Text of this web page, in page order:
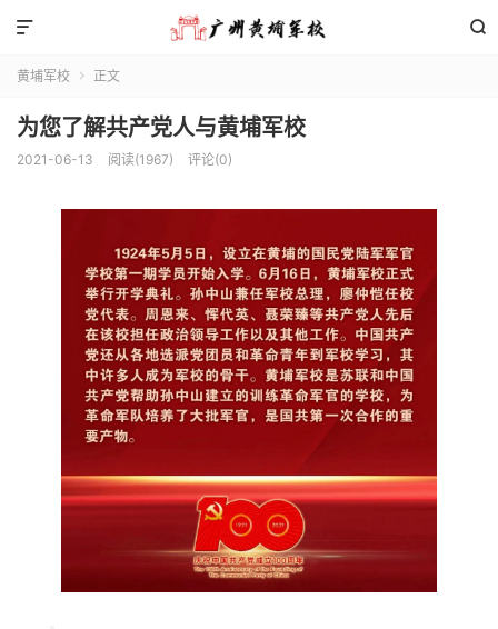


黄埔军校  正文
为您了解共产党人与黄埔军校
2021-06-13 阅读(1967) 评论(0)